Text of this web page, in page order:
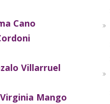
Cano
Villarruel
Virginia Mango